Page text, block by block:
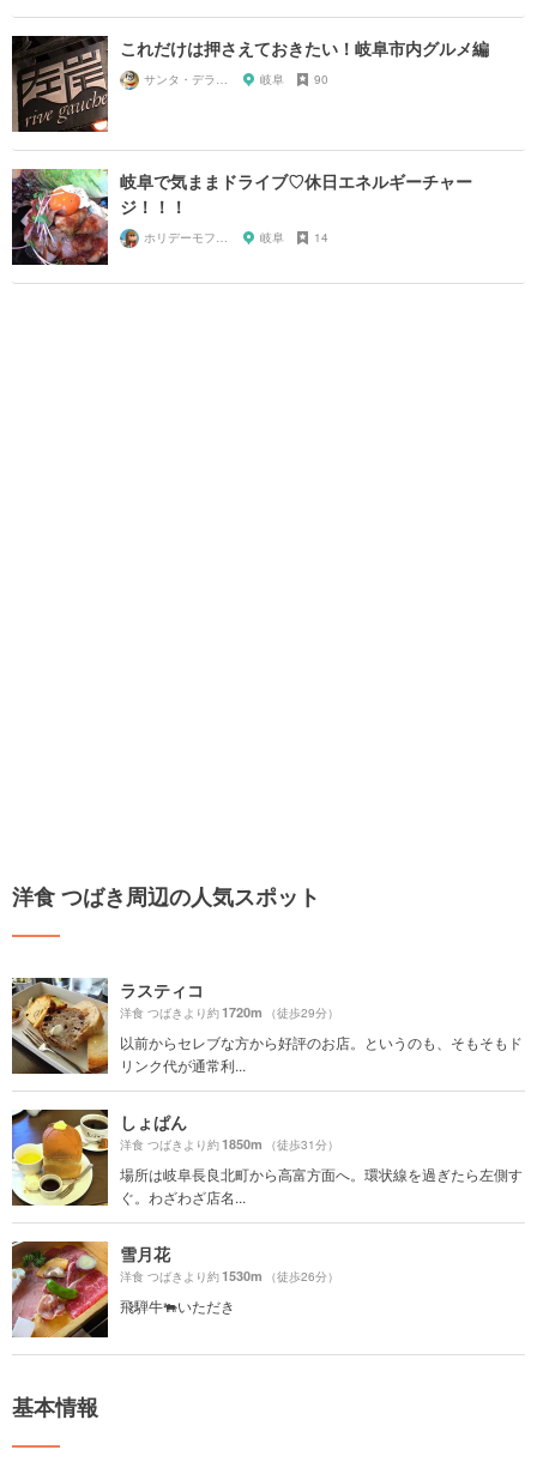
これだけは押さえておきたい！岐阜市内グルメ編
サンタ・デラックス 岐阜 90
岐阜で気ままドライブ♡休日エネルギーチャー
ジ！！！
ホリデーモフモフ 岐阜 14
洋食 つばき周辺の人気スポット
ラスティコ
洋食 つばきより約1720m （徒歩29分）
以前からセレブな方から好評のお店。というのも、そもそもド
リンク代が通常利...
しょぱん
洋食 つばきより約1850m （徒歩31分）
場所は岐阜長良北町から高富方面へ。環状線を過ぎたら左側す
ぐ。わざわざ店名...
雪月花
洋食 つばきより約1530m （徒歩26分）
飛騨牛🐃いただき
基本情報